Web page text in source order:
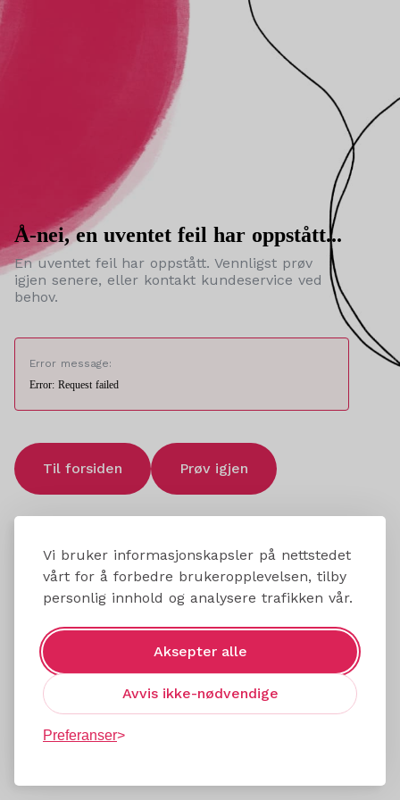
Vi bruker informasjonskapsler på nettstedet
vårt for å forbedre brukeropplevelsen, tilby
personlig innhold og analysere trafikken vår.
Aksepter alle
Avvis ikke-nødvendige
Preferanser
Å-nei, en uventet feil har oppstått...
En uventet feil har oppstått. Vennligst prøv
igjen senere, eller kontakt kundeservice ved
behov.
Error message:
Error: Request failed
Til forsiden Prøv igjen